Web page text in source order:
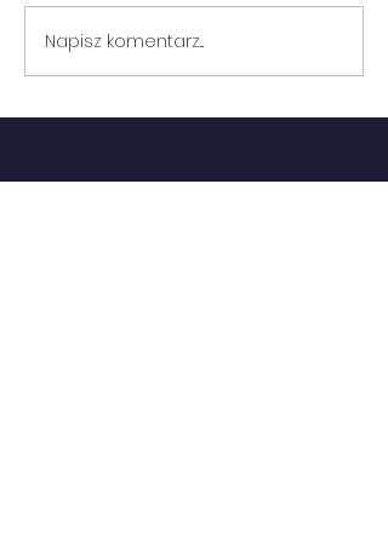
FESTYN RODZINNY
Napisz komentarz...